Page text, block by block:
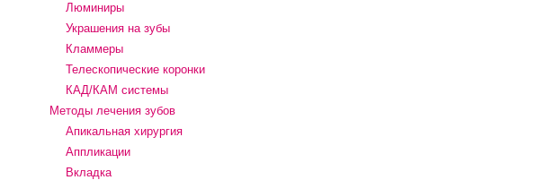
Люминиры
Украшения на зубы
Кламмеры
Телескопические коронки
КАД/КАМ системы
Методы лечения зубов
Апикальная хирургия
Аппликации
Вкладка